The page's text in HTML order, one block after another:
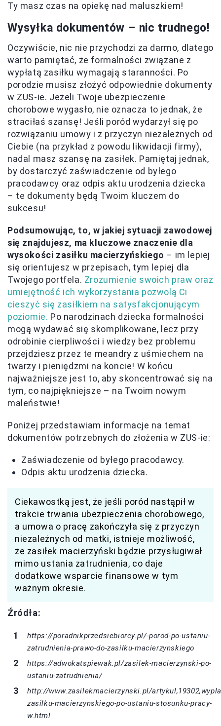
Ty masz czas na opiekę nad maluszkiem!
Wysyłka dokumentów – nic trudnego!
Oczywiście, nic nie przychodzi za darmo, dlatego
warto pamiętać, że formalności związane z
wypłatą zasiłku wymagają staranności. Po
porodzie musisz złożyć odpowiednie dokumenty
w ZUS-ie. Jeżeli Twoje ubezpieczenie
chorobowe wygasło, nie oznacza to jednak, że
straciłaś szansę! Jeśli poród wydarzył się po
rozwiązaniu umowy i z przyczyn niezależnych od
Ciebie (na przykład z powodu likwidacji firmy),
nadal masz szansę na zasiłek. Pamiętaj jednak,
by dostarczyć zaświadczenie od byłego
pracodawcy oraz odpis aktu urodzenia dziecka
– te dokumenty będą Twoim kluczem do
sukcesu!
Podsumowując, to, w jakiej sytuacji zawodowej
się znajdujesz, ma kluczowe znaczenie dla
wysokości zasiłku macierzyńskiego – im lepiej
się orientujesz w przepisach, tym lepiej dla
Twojego portfela. Zrozumienie swoich praw oraz
umiejętność ich wykorzystania pozwolą Ci
cieszyć się zasiłkiem na satysfakcjonującym
poziomie. Po narodzinach dziecka formalności
mogą wydawać się skomplikowane, lecz przy
odrobinie cierpliwości i wiedzy bez problemu
przejdziesz przez te meandry z uśmiechem na
twarzy i pieniędzmi na koncie! W końcu
najważniejsze jest to, aby skoncentrować się na
tym, co najpiękniejsze – na Twoim nowym
maleństwie!
Poniżej przedstawiam informacje na temat
dokumentów potrzebnych do złożenia w ZUS-ie:
Zaświadczenie od byłego pracodawcy.
Odpis aktu urodzenia dziecka.
Ciekawostką jest, że jeśli poród nastąpił w
trakcie trwania ubezpieczenia chorobowego,
a umowa o pracę zakończyła się z przyczyn
niezależnych od matki, istnieje możliwość,
że zasiłek macierzyński będzie przysługiwał
mimo ustania zatrudnienia, co daje
dodatkowe wsparcie finansowe w tym
ważnym okresie.
Źródła:
https://poradnikprzedsiebiorcy.pl/-porod-po-ustaniu-
zatrudnienia-prawo-do-zasilku-macierzynskiego
https://adwokatspiewak.pl/zasilek-macierzynski-po-
ustaniu-zatrudnienia/
http://www.zasilekmacierzynski.pl/
zasilku-macierzynskiego-po-ustaniu-stosunku-pracy-
w.html